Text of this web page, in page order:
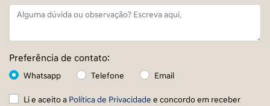
Preferência de contato:
Whatsapp Telefone Email
Li e aceito a Política de Privacidade e concordo em receber